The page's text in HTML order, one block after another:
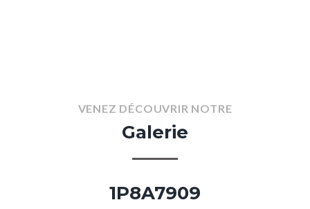
VENEZ DÉCOUVRIR NOTRE
Galerie
1P8A7909